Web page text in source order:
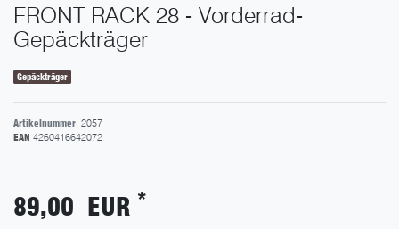
FRONT RACK 28 - Vorderrad-
Gepäckträger
Gepäckträger
Artikelnummer 2057
EAN 4260416642072
89,00 EUR *